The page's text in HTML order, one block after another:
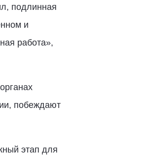
подлинная
и
работа»,
побеждают
этап для